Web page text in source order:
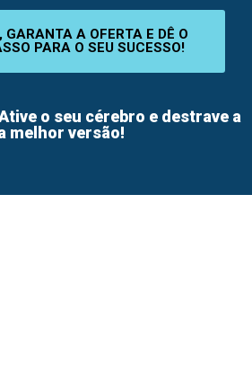
GARANTA A OFERTA E DÊ O
PARA O SEU SUCESSO!
o seu cérebro e destrave a
melhor versão!